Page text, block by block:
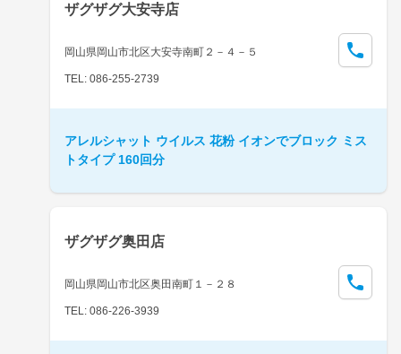
ザグザグ大安寺店
岡山県岡山市北区大安寺南町２－４－５
TEL: 086-255-2739
アレルシャット ウイルス 花粉 イオンでブロック ミス
トタイプ 160回分
ザグザグ奥田店
岡山県岡山市北区奥田南町１－２８
TEL: 086-226-3939